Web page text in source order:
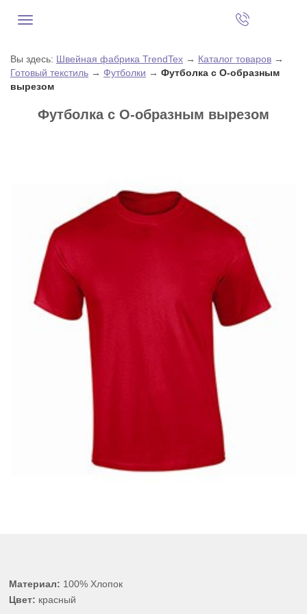
Вы здесь: Швейная фабрика TrendTex → Каталог товаров →
Готовый текстиль → Футболки → Футболка с О-образным
вырезом
Футболка с О-образным вырезом
Материал: 100% Хлопок
Цвет: красный